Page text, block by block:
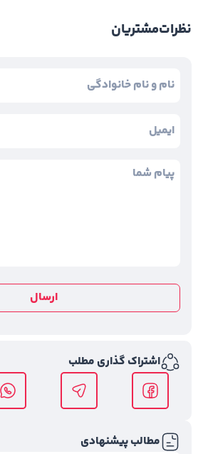
نظراتمشتریان
ارسال
اشتراک گذاری مطلب
مطالب پیشنهادی